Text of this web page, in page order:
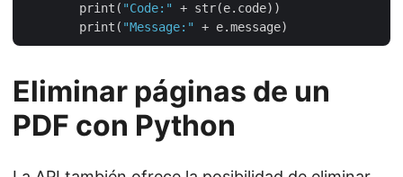
        print(
"Code:"
+ str(e.code))
        print(
"Message:"
Eliminar páginas de un
PDF con Python